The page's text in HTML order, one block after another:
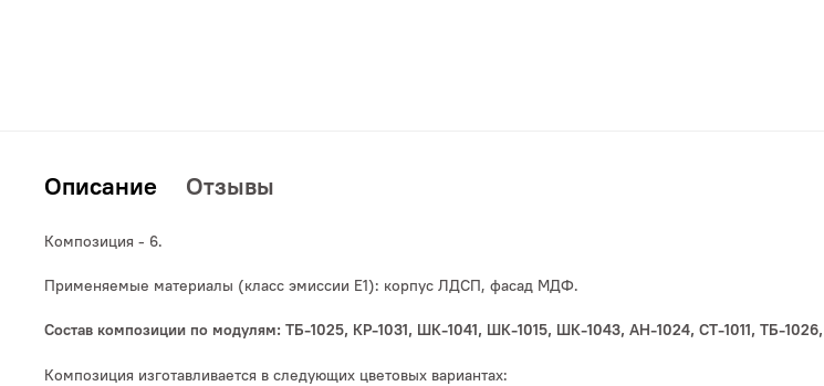
Описание Отзывы
Композиция - 6.
Применяемые материалы (класс эмиссии Е1): корпус ЛДСП, фасад МДФ.
Состав композиции по модулям: ТБ-1025, КР-1031, ШК-1041, ШК-1015, ШК-1043, АН-1024, СТ-1011, ТБ-
Композиция изготавливается в следующих цветовых вариантах: